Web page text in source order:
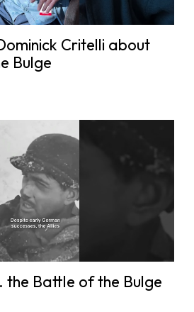
Critelli about
Bulge
the Battle of the Bulge